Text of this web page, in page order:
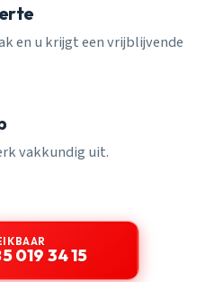
en u krijgt een vrijblijvende
vakkundig uit.
019 34 15